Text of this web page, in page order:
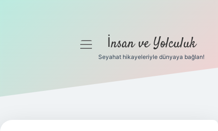
Gizlilik Politikası
Yasal Uyarı
menüyü İnsan ve Yolculuk
Seyahat hikayeleriyle dünyaya bağlan!